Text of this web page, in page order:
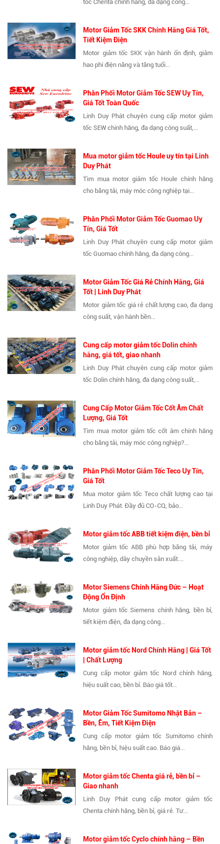
tốc Chenta chính hãng, đa dạng công...
Motor Giảm Tốc SKK Chính Hãng Giá Tốt,
Tiết Kiệm Điện
Motor giảm tốc SKK vận hành ổn định, giảm
hao phí điện năng và tăng tuổi...
Phân Phối Motor Giảm Tốc SEW Uy Tín,
Giá Tốt Toàn Quốc
Linh Duy Phát chuyên cung cấp motor giảm
tốc SEW chính hãng, đa dạng công suất,...
Mua motor giảm tốc Houle uy tín tại Linh
Duy Phát
Tìm mua motor giảm tốc Houle chính hãng
cho băng tải, máy móc công nghiệp tại...
Phân Phối Motor Giảm Tốc Guomao Uy
Tín, Giá Tốt
Linh Duy Phát chuyên cung cấp motor giảm
tốc Guomao chính hãng, đa dạng công...
Motor Giảm Tốc Giá Rẻ Chính Hãng, Giá
Tốt | Linh Duy Phát
Motor giảm tốc giá rẻ chất lượng cao, đa dạng
công suất, vận hành bền...
Cung cấp motor giảm tốc Dolin chính
hãng, giá tốt, giao nhanh
Linh Duy Phát chuyên cung cấp motor giảm
tốc Dolin chính hãng, đa dạng công suất,...
Cung Cấp Motor Giảm Tốc Cốt Âm Chất
Lượng, Giá Tốt
Tìm mua motor giảm tốc cốt âm chính hãng
cho băng tải, máy móc công nghiệp?...
Phân Phối Motor Giảm Tốc Teco Uy Tín,
Giá Tốt
Mua motor giảm tốc Teco chất lượng cao tại
Linh Duy Phát. Đầy đủ CO-CQ, bảo...
Motor giảm tốc ABB tiết kiệm điện, bền bỉ
Motor giảm tốc ABB phù hợp băng tải, máy
công nghiệp, dây chuyền sản xuất....
Motor Siemens Chính Hãng Đức – Hoạt
Động Ổn Định
Motor giảm tốc Siemens chính hãng, bền bỉ,
tiết kiệm điện, đa dạng công...
Motor giảm tốc Nord Chính Hãng | Giá Tốt
| Chất Lượng
Cung cấp motor giảm tốc Nord chính hãng,
hiệu suất cao, bền bỉ. Báo giá tốt...
Motor Giảm Tốc Sumitomo Nhật Bản –
Bền, Êm, Tiết Kiệm Điện
Cung cấp motor giảm tốc Sumitomo chính
hãng, bền bỉ, hiệu suất cao. Báo giá...
Motor giảm tốc Chenta giá rẻ, bền bỉ –
Giao nhanh
Linh Duy Phát cung cấp motor giảm tốc
Chenta chính hãng, bền bỉ, giá rẻ. Tư...
Motor giảm tốc Cyclo chính hãng – Bền